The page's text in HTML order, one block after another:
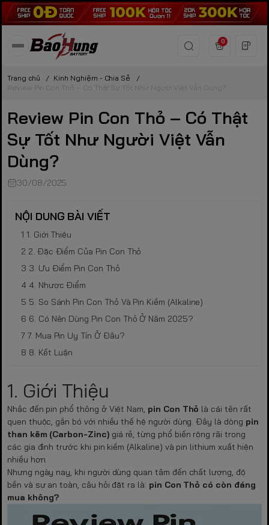
0
Trang chủ / Kinh Nghiệm - Chia Sẻ
/
Review Pin Con Thỏ – Có Thật Sự Tốt Như Người Việt Vẫn Dùng?
Review Pin Con Thỏ – Có Thật
Sự Tốt Như Người Việt Vẫn
Dùng?
30/08/2025
NỘI DUNG BÀI VIẾT
1. Giới Thiệu
2. Đặc Điểm Của Pin Con Thỏ
3. Ưu Điểm Pin Con Thỏ
4. Nhược Điểm
5. So Sánh Pin Con Thỏ Và Pin Kiềm (Alkaline)
6. Có Nên Dùng Pin Con Thỏ Ở Năm 2025?
7. Mua Pin Uy Tín Ở Đâu?
8. Kết Luận
1. Giới Thiệu
Nhắc đến pin phổ thông ở Việt Nam, pin Con Thỏ là cái tên rất
quen thuộc, gắn bó với nhiều thế hệ người dùng. Đây là dòng pin
than kẽm (Carbon-Zinc)giá rẻ, từng phổ biến rộng rãi trong
các gia đình trước khi pin kiềm (Alkaline) và pin lithium xuất hiện
nhiều hơn.
Nhưng ngày nay, khi người dùng quan tâm đến chất lượng, độ
bền và sự an toàn, câu hỏi đặt ra là: pin Con Thỏ có còn đáng
mua không?